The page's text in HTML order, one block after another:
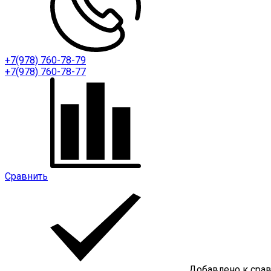
+7(978) 760-78-79
+7(978) 760-78-77
Сравнить